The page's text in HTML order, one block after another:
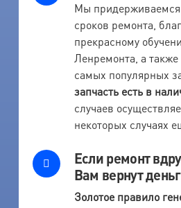
Мы
сроков ремонта,
прекрасному
Ленремонта, а также
самых популярных
запчасть есть в
случаев
некоторых случаях
Если ремонт
Вам вернут
Золотое правило